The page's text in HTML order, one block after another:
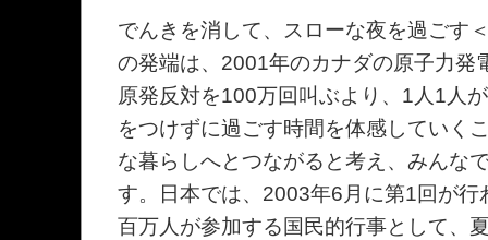
でんきを消して、スローな夜を過ごす
の発端は、2001年のカナダの原子力発
原発反対を100万回叫ぶより、1人1人
をつけずに過ごす時間を体感していく
な暮らしへとつながると考え、みんな
す。日本では、2003年6月に第1回が行
百万人が参加する国民的行事として、